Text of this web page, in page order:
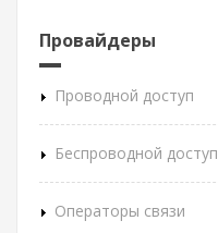
Провайдеры
Проводной доступ
Беспроводной доступ
Операторы связи